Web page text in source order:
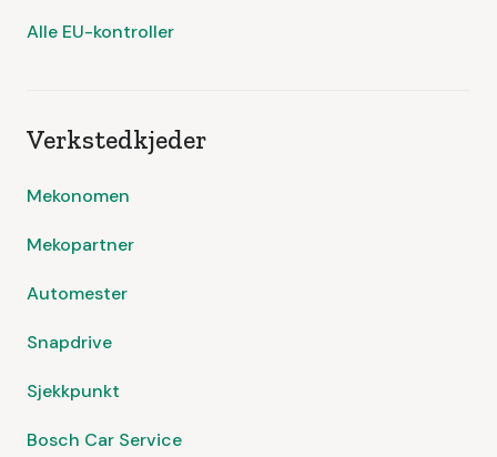
Alle EU-kontroller
Verkstedkjeder
Mekonomen
Mekopartner
Automester
Snapdrive
Sjekkpunkt
Bosch Car Service